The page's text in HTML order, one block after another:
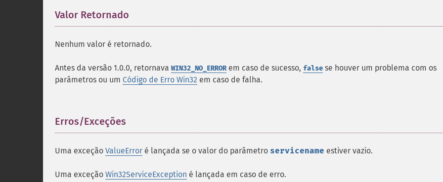
Valor Retornado
Nenhum valor é retornado.
Antes da versão 1.0.0, retornava WIN32_NO_ERRORem caso de sucesso, false se houver um problema com os
parâmetros ou um Código de Erro Win32 em caso de falha.
Erros/Exceções
Uma exceção ValueError é lançada se o valor do parâmetro servicename estiver vazio.
Uma exceção Win32ServiceException é lançada em caso de erro.